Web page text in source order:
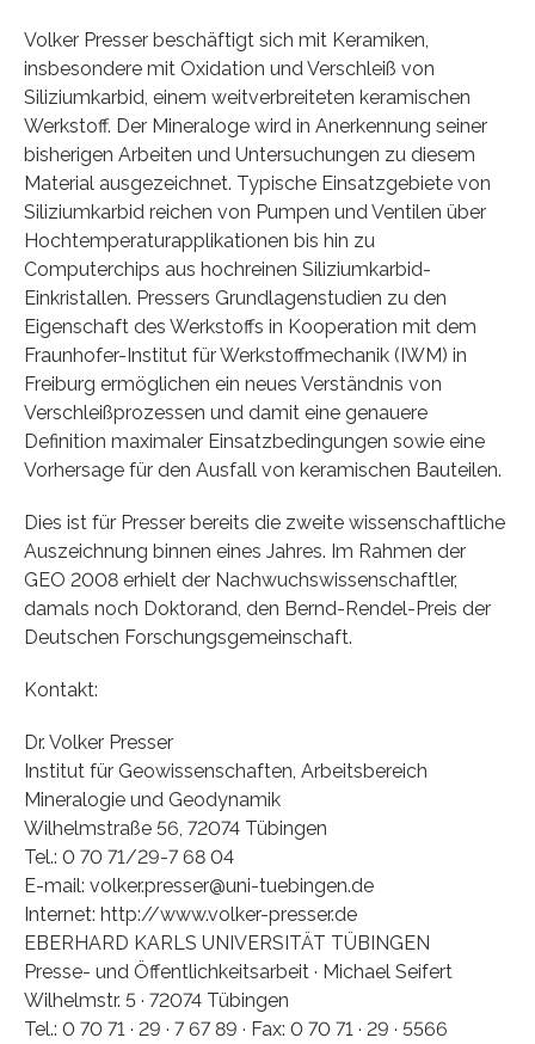
Volker Presser beschäftigt sich mit Keramiken,
insbesondere mit Oxidation und Verschleiß von
Siliziumkarbid, einem weitverbreiteten keramischen
Werkstoff. Der Mineraloge wird in Anerkennung seiner
bisherigen Arbeiten und Untersuchungen zu diesem
Material ausgezeichnet. Typische Einsatzgebiete von
Siliziumkarbid reichen von Pumpen und Ventilen über
Hochtemperaturapplikationen bis hin zu
Computerchips aus hochreinen Siliziumkarbid-
Einkristallen. Pressers Grundlagenstudien zu den
Eigenschaft des Werkstoffs in Kooperation mit dem
Fraunhofer-Institut für Werkstoffmechanik (IWM) in
Freiburg ermöglichen ein neues Verständnis von
Verschleißprozessen und damit eine genauere
Definition maximaler Einsatzbedingungen sowie eine
Vorhersage für den Ausfall von keramischen Bauteilen.
Dies ist für Presser bereits die zweite wissenschaftliche
Auszeichnung binnen eines Jahres. Im Rahmen der
GEO 2008 erhielt der Nachwuchswissenschaftler,
damals noch Doktorand, den Bernd-Rendel-Preis der
Deutschen Forschungsgemeinschaft.
Kontakt:
Dr. Volker Presser
Institut für Geowissenschaften, Arbeitsbereich
Mineralogie und Geodynamik
Wilhelmstraße 56, 72074 Tübingen
Tel.: 0 70 71/29-7 68 04
E-mail: volker.presser@uni-tuebingen.de
Internet: http://www.volker-presser.de
EBERHARD KARLS UNIVERSITÄT TÜBINGEN
Presse- und Öffentlichkeitsarbeit · Michael Seifert
Wilhelmstr. 5 · 72074 Tübingen
Tel.: 0 70 71 · 29 · 7 67 89 · Fax: 0 70 71 · 29 · 5566